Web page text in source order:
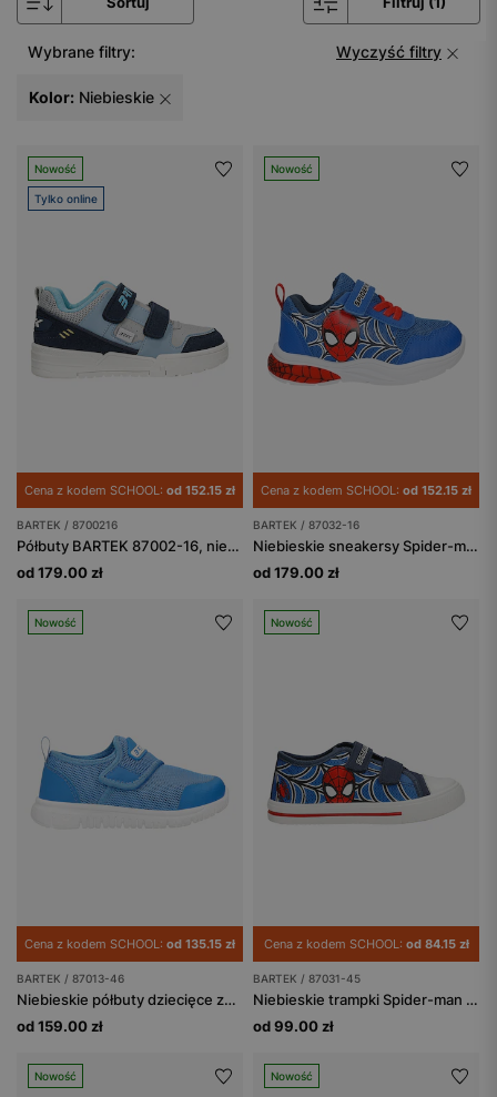
Wybrane filtry: Wyczyść filtry
Kolor: Niebieskie
Nowość
Tylko online
Cena z kodem SCHOOL: od 152.15 zł
BARTEK / 8700216
Półbuty BARTEK 87002-16, niebiesko-granatowy
od 179.00 zł
Nowość
Cena z kodem SCHOOL: od 152.15 zł
BARTEK / 87032-16
Niebieskie sneakersy Spider-man BARTEK 87032-16
od 179.00 zł
Nowość
Cena z kodem SCHOOL: od 135.15 zł
BARTEK / 87013-46
Niebieskie półbuty dziecięce zapinane na rzep BARTEK 87013-46
od 159.00 zł
Nowość
Cena z kodem SCHOOL: od 84.15 zł
BARTEK / 87031-45
Niebieskie trampki Spider-man BARTEK 87031-45
od 99.00 zł
Nowość Nowość